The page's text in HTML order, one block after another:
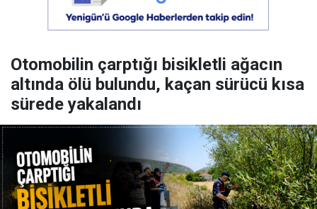
Otomobilin çarptığı bisikletli ağacın
altında ölü bulundu, kaçan sürücü kısa
sürede yakalandı